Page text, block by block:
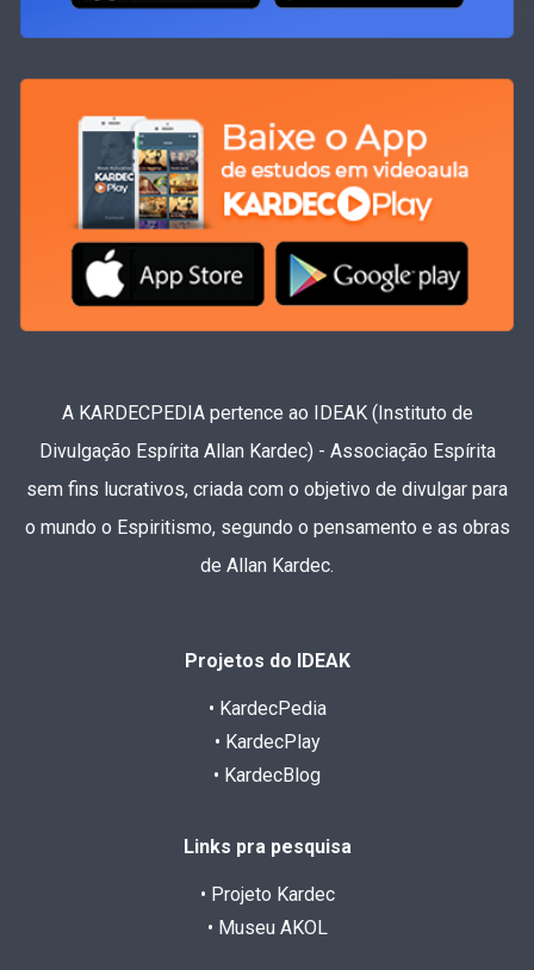
A KARDECPEDIA pertence ao IDEAK (Instituto de
Divulgação Espírita Allan Kardec) - Associação Espírita
sem fins lucrativos, criada com o objetivo de divulgar para
o mundo o Espiritismo, segundo o pensamento e as obras
de Allan Kardec.
Projetos do IDEAK
• KardecPedia
• KardecPlay
• KardecBlog
Links pra pesquisa
• Projeto Kardec
• Museu AKOL